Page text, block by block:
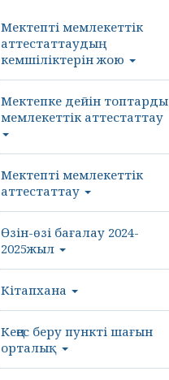
Мектепті мемлекеттік
аттестаттаудың
кемшіліктерін жою
Мектепке дейін топтарды
мемлекеттік аттестаттау
Мектепті мемлекеттік
аттестаттау
Өзін-өзі бағалау 2024-
2025жыл
Кітапхана
Кеңес беру пункті шағын
орталық